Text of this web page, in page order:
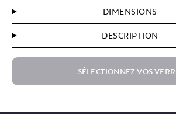
DIMENSIONS
DESCRIPTION
SÉLECTIONNEZ VOS